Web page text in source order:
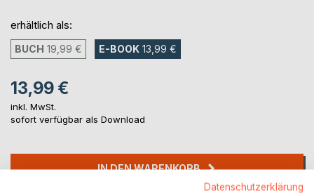
erhältlich als:
BUCH 19,99 € E-BOOK 13,99 €
13,99 €
inkl. MwSt.
sofort verfügbar als Download
IN DEN WARENKORB
Datenschutzerklärung